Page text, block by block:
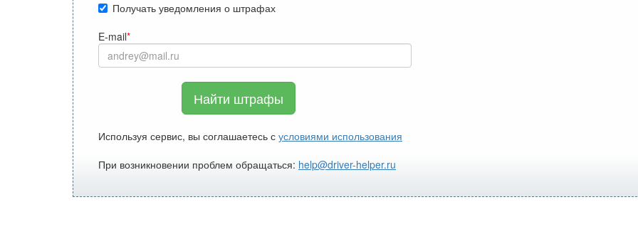
Получать уведомления о штрафах
E-mail
Найти штрафы
Используя сервис, вы соглашаетесь с условиями использования
При возникновении проблем обращаться: help@driver-helper.ru